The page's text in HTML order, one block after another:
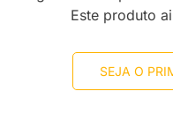
Este produto
SEJA O